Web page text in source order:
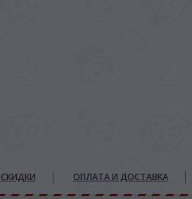
СКИДКИ ОПЛАТА И ДОСТАВКА